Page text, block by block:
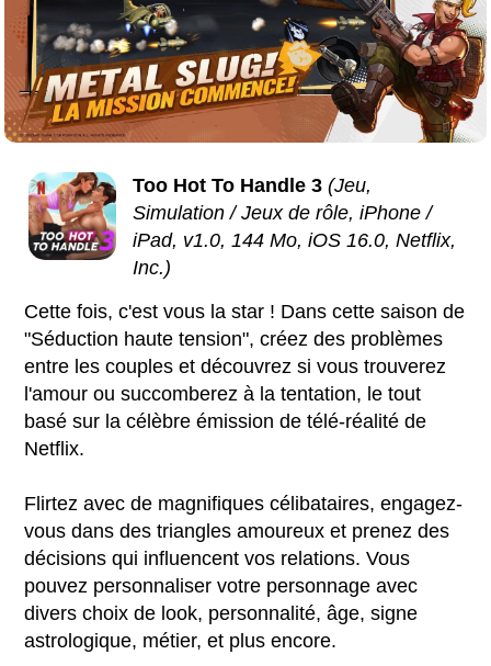
Too Hot To Handle 3 (Jeu,
Simulation / Jeux de rôle, iPhone /
iPad, v1.0, 144 Mo, iOS 16.0, Netflix,
Inc.)
Cette fois, c'est vous la star ! Dans cette saison de
"Séduction haute tension", créez des problèmes
entre les couples et découvrez si vous trouverez
l'amour ou succomberez à la tentation, le tout
basé sur la célèbre émission de télé-réalité de
Netflix.
Flirtez avec de magnifiques célibataires, engagez-
vous dans des triangles amoureux et prenez des
décisions qui influencent vos relations. Vous
pouvez personnaliser votre personnage avec
divers choix de look, personnalité, âge, signe
astrologique, métier, et plus encore.